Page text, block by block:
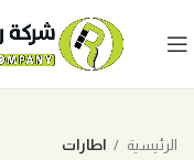
الرئيسية اطارات